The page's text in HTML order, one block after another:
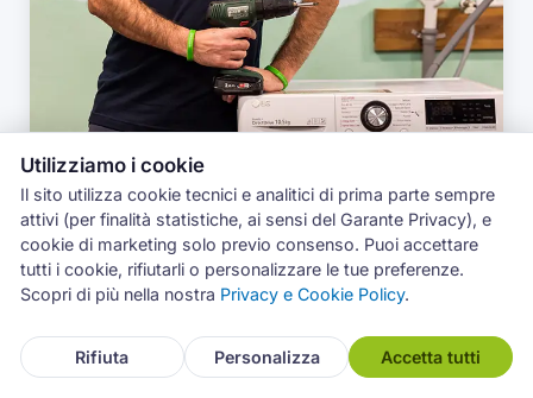
Utilizziamo i cookie
Il sito utilizza cookie tecnici e analitici di prima parte sempre
attivi (per finalità statistiche, ai sensi del Garante Privacy), e
cookie di marketing solo previo consenso. Puoi accettare
tutti i cookie, rifiutarli o personalizzare le tue preferenze.
Scopri di più nella nostra Privacy e Cookie Policy.
Rifiuta Personalizza Accetta tutti